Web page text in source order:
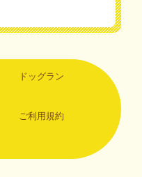
ドッグラン
ご利用規約